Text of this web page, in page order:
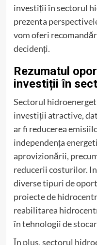
investiții în sectorul
prezenta
vom oferi
decidenți.
Rezumatul
investiții în
Sectorul
investiții atractive,
ar fi reducerea
independența
aprovizionării,
reducerii costurilor.
diverse tipuri de
proiecte de
reabilitarea
în tehnologii de
În plus, sectorul